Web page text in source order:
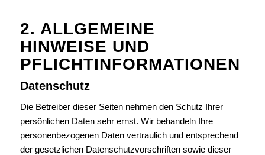
2. ALLGEMEINE
HINWEISE UND
PFLICHTINFORMATIONEN
Datenschutz
Die Betreiber dieser Seiten nehmen den Schutz Ihrer
persönlichen Daten sehr ernst. Wir behandeln Ihre
personenbezogenen Daten vertraulich und entsprechend
der gesetzlichen Datenschutzvorschriften sowie dieser